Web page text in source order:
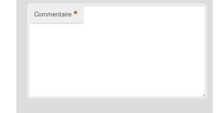
Commentaire *